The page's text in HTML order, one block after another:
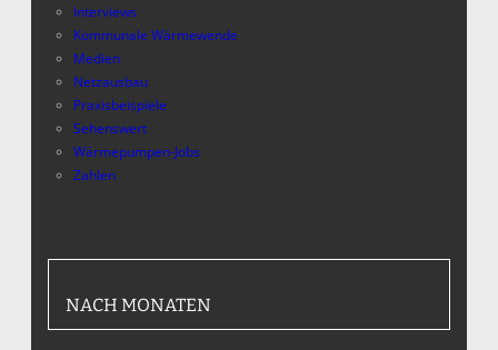
Interviews
Kommunale Wärmewende
Medien
Netzausbau
Praxisbeispiele
Sehenswert
Wärmepumpen-Jobs
Zahlen
NACH MONATEN